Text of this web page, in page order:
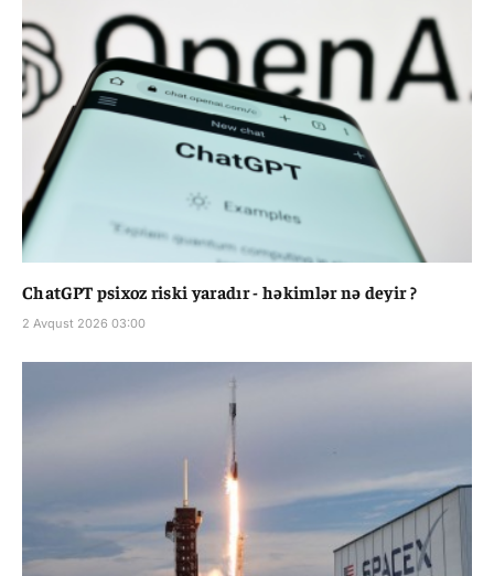
ChatGPT psixoz riski yaradır - həkimlər nə deyir ?
2 Avqust 2026 03:00